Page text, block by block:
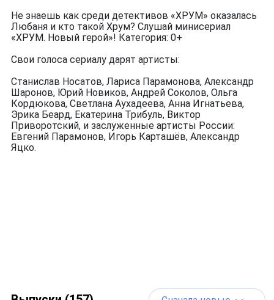
Не знаешь как среди детективов «ХРУМ» оказалась
Любаня и кто такой Хрум? Слушай минисериал
«ХРУМ. Новый герой»! Категория: 0+
Свои голоса сериалу дарят артисты:
Станислав Носатов, Лариса Парамонова, Александр
Шаронов, Юрий Новиков, Андрей Соколов, Ольга
Кордюкова, Светлана Аухадеева, Анна Игнатьева,
Эрика Беард, Екатерина Трибуль, Виктор
Приворотский, и заслуженные артисты России:
Евгений Парамонов, Игорь Карташёв, Александр
Яцко.